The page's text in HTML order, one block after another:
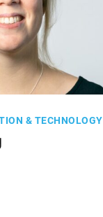
& TECHNOLOGY